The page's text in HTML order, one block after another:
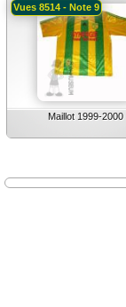
Maillot 1999-2000
Vues 8514 - Note 9